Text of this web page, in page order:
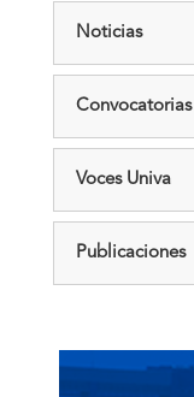
Noticias
Convocatorias
Voces Univa
Publicaciones